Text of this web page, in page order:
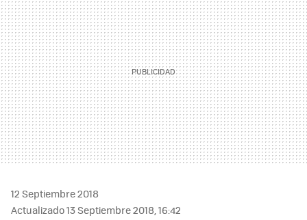
12 Septiembre 2018
Actualizado 13 Septiembre 2018, 16:42